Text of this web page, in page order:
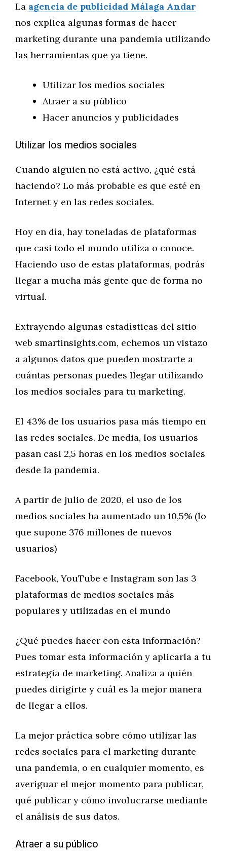
La agencia de publicidad Málaga Andar
nos explica algunas formas de hacer
marketing durante una pandemia utilizando
las herramientas que ya tiene.
Utilizar los medios sociales
Atraer a su público
Hacer anuncios y publicidades
Utilizar los medios sociales
Cuando alguien no está activo, ¿qué está
haciendo? Lo más probable es que esté en
Internet y en las redes sociales.
Hoy en día, hay toneladas de plataformas
que casi todo el mundo utiliza o conoce.
Haciendo uso de estas plataformas, podrás
llegar a mucha más gente que de forma no
virtual.
Extrayendo algunas estadísticas del sitio
web smartinsights.com, echemos un vistazo
a algunos datos que pueden mostrarte a
cuántas personas puedes llegar utilizando
los medios sociales para tu marketing.
El 43% de los usuarios pasa más tiempo en
las redes sociales. De media, los usuarios
pasan casi 2,5 horas en los medios sociales
desde la pandemia.
A partir de julio de 2020, el uso de los
medios sociales ha aumentado un 10,5% (lo
que supone 376 millones de nuevos
usuarios)
Facebook, YouTube e Instagram son las 3
plataformas de medios sociales más
populares y utilizadas en el mundo
¿Qué puedes hacer con esta información?
Pues tomar esta información y aplicarla a tu
estrategia de marketing. Analiza a quién
puedes dirigirte y cuál es la mejor manera
de llegar a ellos.
La mejor práctica sobre cómo utilizar las
redes sociales para el marketing durante
una pandemia, o en cualquier momento, es
averiguar el mejor momento para publicar,
qué publicar y cómo involucrarse mediante
el análisis de sus datos.
Atraer a su público